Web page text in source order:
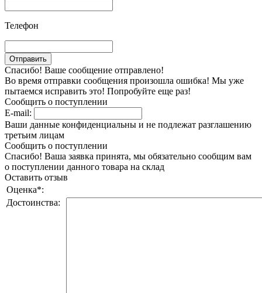
Телефон
Спасибо! Ваше сообщение отправлено!
Во время отправки сообщения произошла ошибка! Мы уже
пытаемся исправить это! Попробуйте еще раз!
Сообщить о поступлении
E-mail:
Ваши данные конфиденциальны и не подлежат разглашению
третьим лицам
Сообщить о поступлении
Спасибо! Ваша заявка принята, мы обязательно сообщим вам
о поступлении данного товара на склад
Оставить отзыв
Оценка*:
Достоинства: